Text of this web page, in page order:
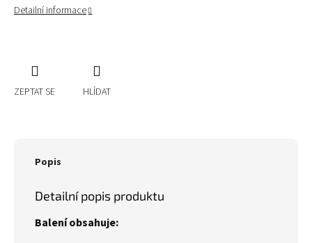
Detailní informace
ZEPTAT SE HLÍDAT
Popis
Detailní popis produktu
Balení obsahuje: